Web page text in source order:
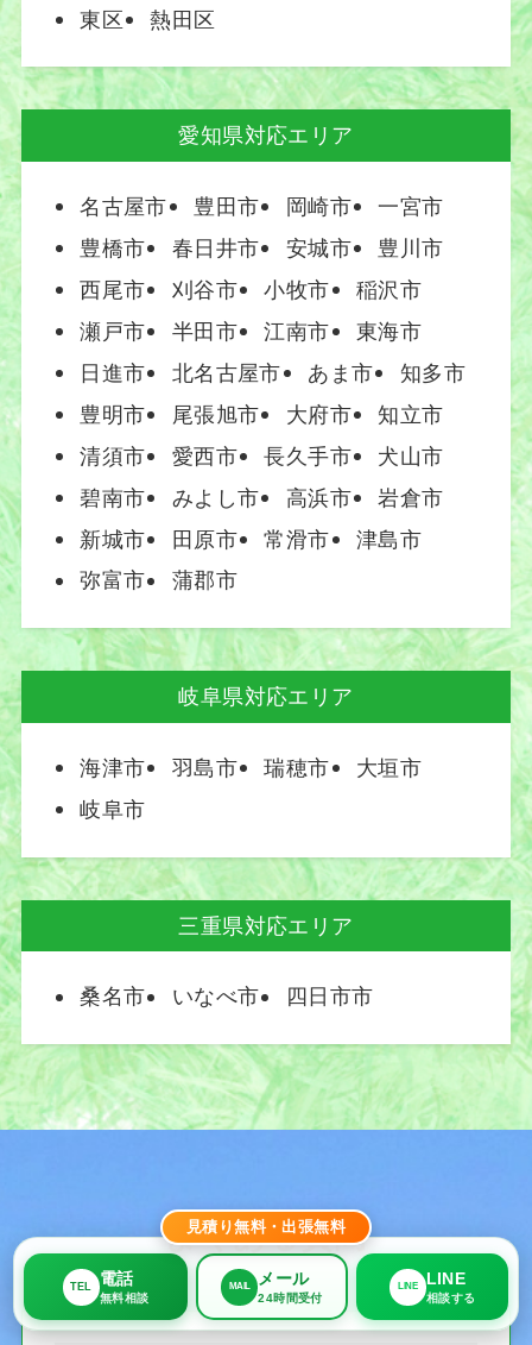
東区
熱田区
愛知県対応エリア
名古屋市 豊田市 岡崎市
一宮市
豊橋市
春日井市 安城市
豊川市
西尾市
刈谷市 小牧市
稲沢市
瀬戸市
半田市 江南市
東海市
日進市
北名古屋市 あま市
知多市
豊明市
尾張旭市 大府市
知立市
清須市
愛西市 長久手市
犬山市
碧南市
みよし市 高浜市
岩倉市
新城市
田原市 常滑市
津島市
弥富市
蒲郡市
岐阜県対応エリア
海津市 羽島市 瑞穂市
大垣市
岐阜市
三重県対応エリア
桑名市 いなべ市 四日市市
よくある質問
見積り無料・出張無料
TEL 電話
無料相談
MAIL メール
24時間受付
LINE LINE
相談する